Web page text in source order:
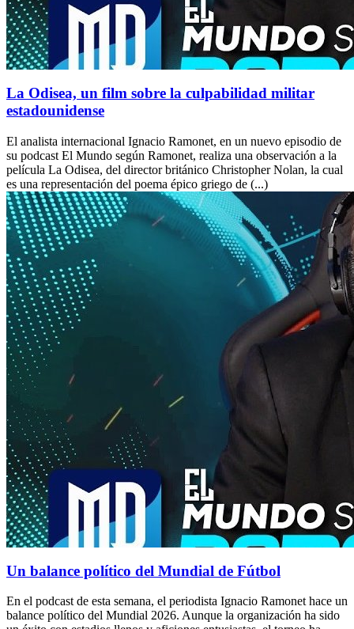
La Odisea, un film sobre la culpabilidad militar
estadounidense
El analista internacional Ignacio Ramonet, en un nuevo episodio de
su podcast El Mundo según Ramonet, realiza una observación a la
película La Odisea, del director británico Christopher Nolan, la cual
es una representación del poema épico griego de (...)
Un balance político del Mundial de Fútbol
En el podcast de esta semana, el periodista Ignacio Ramonet hace un
balance político del Mundial 2026. Aunque la organización ha sido